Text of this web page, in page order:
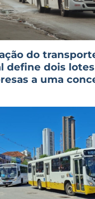
do
define dois
a uma